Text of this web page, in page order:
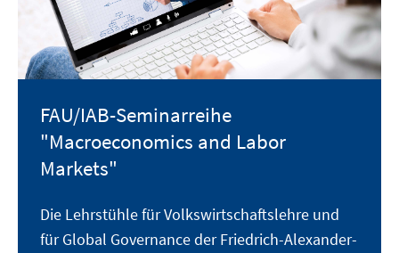
FAU/IAB-Seminarreihe
"Macroeconomics and Labor
Markets"
Die Lehrstühle für Volkswirtschaftslehre und
für Global Governance der Friedrich-Alexander-